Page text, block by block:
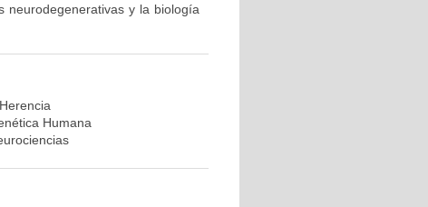
neurodegenerativas y la biología
Humana